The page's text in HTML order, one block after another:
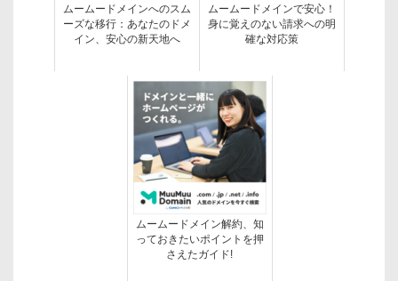
ムームードメインへのスム
ーズな移行：あなたのドメ
イン、安心の新天地へ
ムームードメインで安心！
身に覚えのない請求への明
確な対応策
ムームードメイン解約、知
っておきたいポイントを押
さえたガイド!